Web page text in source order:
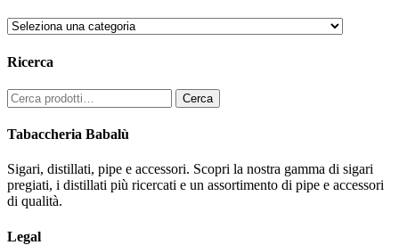
Ricerca
Cerca: Cerca
Tabaccheria Babalù
Sigari, distillati, pipe e accessori. Scopri la nostra gamma di sigari
pregiati, i distillati più ricercati e un assortimento di pipe e accessori
di qualità.
Legal